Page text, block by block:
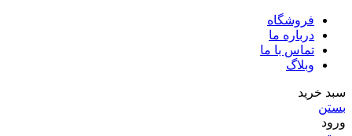
فروشگاه
درباره ما
تماس با ما
وبلاگ
سبد خرید
بستن
ورود